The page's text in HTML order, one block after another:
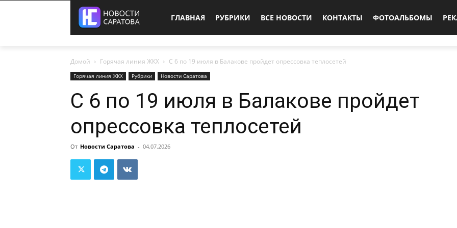
ГЛАВНАЯ РУБРИКИ ВСЕ НОВОСТИ КОНТАКТЫ ФОТОАЛЬБОМЫ
Домой Горячая линия ЖКХ С 6 по 19 июля в Балакове пройдет опрессовка теплосетей
Горячая линия ЖКХ Рубрики Новости Саратова
С 6 по 19 июля в Балакове пройдет
опрессовка теплосетей
От Новости Саратова - 04.07.2026